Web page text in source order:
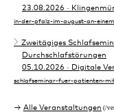
23.08.2026 ·
Zweitägiges
Durchschlafstörungen
05.10.2026 · Digitale
Alle Veranstaltungen